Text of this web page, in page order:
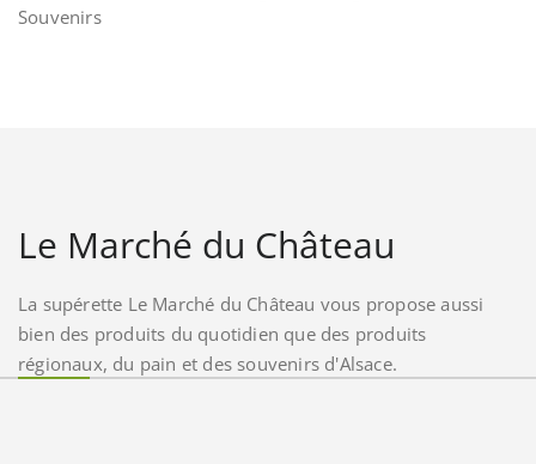
Souvenirs
Le Marché du Château
La supérette Le Marché du Château vous propose aussi
bien des produits du quotidien que des produits
régionaux, du pain et des souvenirs d'Alsace.